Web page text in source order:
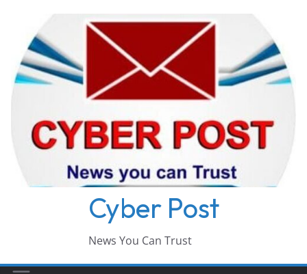
content
Cyber Post
News You Can Trust